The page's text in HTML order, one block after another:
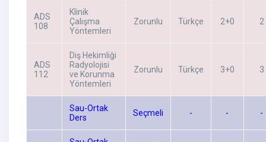
ADS
108
Klinik
Çalışma
Yöntemleri
Zorunlu Türkçe 2+0 2
ADS
112
Diş Hekimliği
Radyolojisi
ve Korunma
Yöntemleri
Zorunlu Türkçe 3+0 3
Sau-Ortak
Ders
Seçmeli - - -